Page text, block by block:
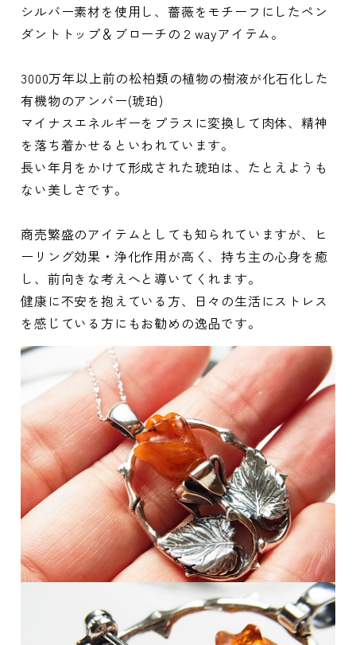
シルバー素材を使用し、薔薇をモチーフにしたペン
ダントトップ＆ブローチの２wayアイテム。
3000万年以上前の松柏類の植物の樹液が化石化した
有機物のアンバー(琥珀)
マイナスエネルギーをプラスに変換して肉体、精神
を落ち着かせるといわれています。
長い年月をかけて形成された琥珀は、たとえようも
ない美しさです。
商売繁盛のアイテムとしても知られていますが、ヒ
ーリング効果・浄化作用が高く、持ち主の心身を癒
し、前向きな考えへと導いてくれます。
健康に不安を抱えている方、日々の生活にストレス
を感じている方にもお勧めの逸品です。